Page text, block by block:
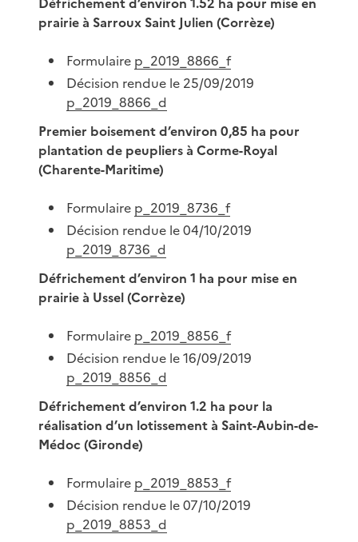
prairie à Sarroux Saint Julien (Corrèze)
Formulaire p_2019_8866_f
Décision rendue le 25/09/2019
p_2019_8866_d
Premier boisement d’environ 0,85 ha pour
plantation de peupliers à Corme-Royal
(Charente-Maritime)
Formulaire p_2019_8736_f
Décision rendue le 04/10/2019
p_2019_8736_d
Défrichement d’environ 1 ha pour mise en
prairie à Ussel (Corrèze)
Formulaire p_2019_8856_f
Décision rendue le 16/09/2019
p_2019_8856_d
Défrichement d’environ 1.2 ha pour la
réalisation d’un lotissement à Saint-Aubin-de-
Médoc (Gironde)
Formulaire p_2019_8853_f
Décision rendue le 07/10/2019
p_2019_8853_d